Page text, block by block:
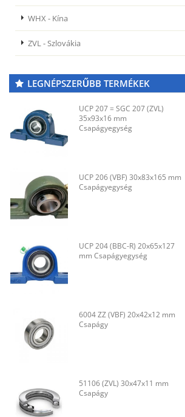
WHX - Kína
ZVL - Szlovákia
LEGNÉPSZERŰBB TERMÉKEK
UCP 207 = SGC 207 (ZVL)
35x93x16 mm
Csapágyegység
UCP 206 (VBF) 30x83x165 mm
Csapágyegység
UCP 204 (BBC-R) 20x65x127
mm Csapágyegység
6004 ZZ (VBF) 20x42x12 mm
Csapágy
51106 (ZVL) 30x47x11 mm
Csapágy